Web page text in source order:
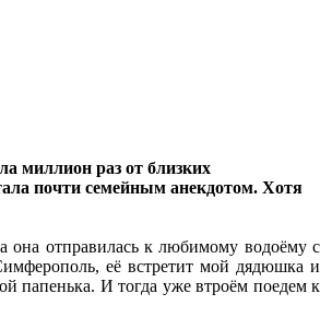
миллион раз от близких
почти семейным анекдотом. Хотя
она отправилась к любимому водоёму с
её встретит мой дядюшка и
папенька. И тогда уже втроём поедем к